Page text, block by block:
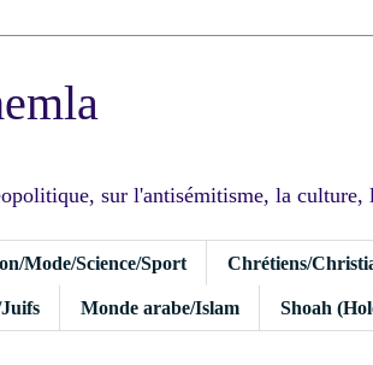
sur l'antisémitisme, la
Mode/Science/Sport Chrétiens/
Monde arabe/Islam Shoah